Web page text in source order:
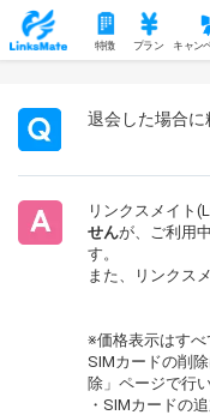
特徴 プラン キャン
退会した場合に
リンクスメイト
せんが、ご利用
す。
また、リンクス
※価格表示はすべ
SIMカードの削
除」ページで行い
・SIMカードの